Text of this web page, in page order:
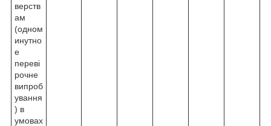
верств
ам
(одном
инутно
е
переві
рочне
випроб
ування
) в
умовах